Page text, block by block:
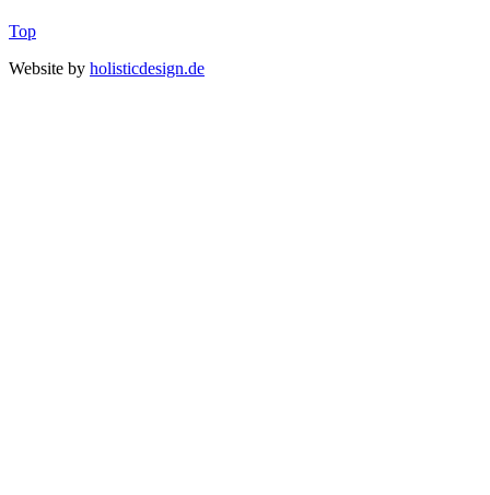
Top
Website by holisticdesign.de